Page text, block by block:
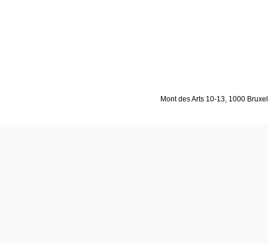
Mont des Arts 10-13, 1000